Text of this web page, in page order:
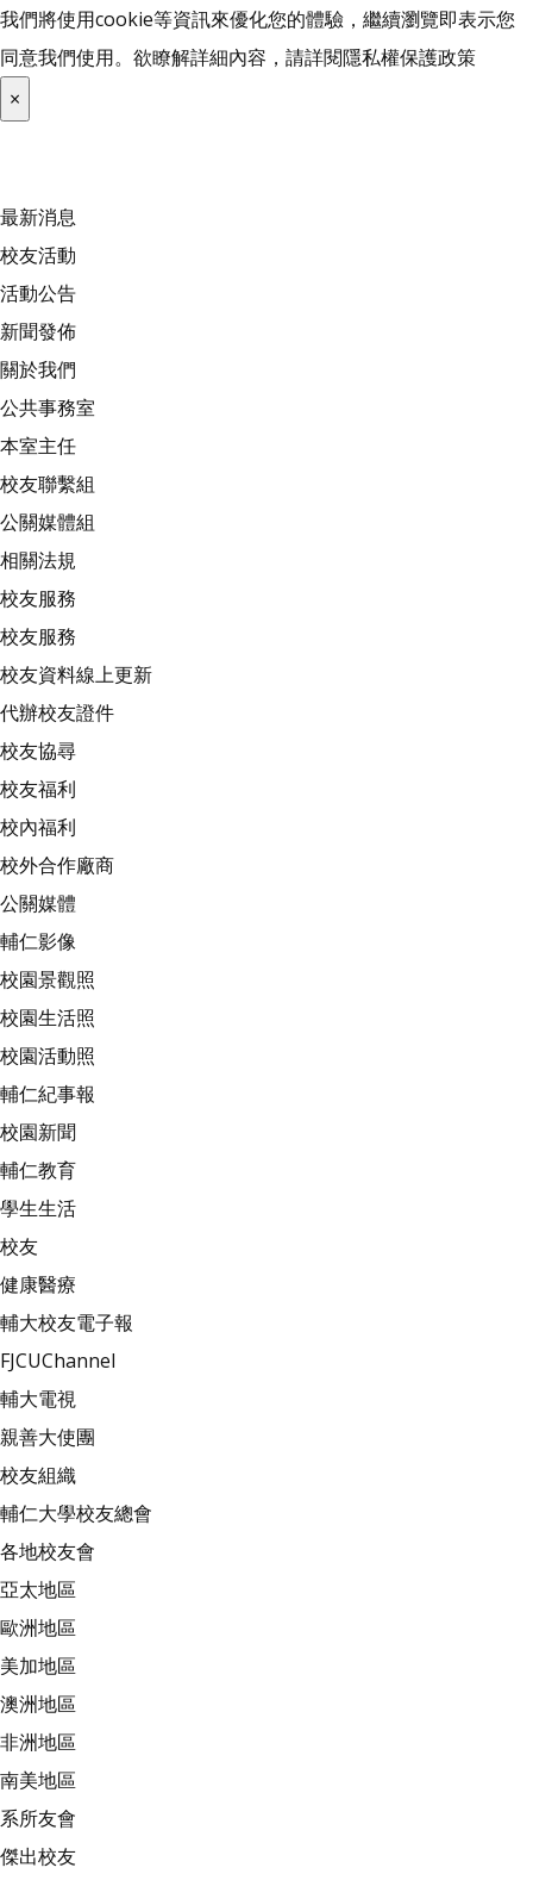
我們將使用cookie等資訊來優化您的體驗，繼續瀏覽即表示您
同意我們使用。欲瞭解詳細內容，請詳閱隱私權保護政策
×
最新消息
校友活動
活動公告
新聞發佈
關於我們
公共事務室
本室主任
校友聯繫組
公關媒體組
相關法規
校友服務
校友服務
校友資料線上更新
代辦校友證件
校友協尋
校友福利
校內福利
校外合作廠商
公關媒體
輔仁影像
校園景觀照
校園生活照
校園活動照
輔仁紀事報
校園新聞
輔仁教育
學生生活
校友
健康醫療
輔大校友電子報
FJCUChannel
輔大電視
親善大使團
校友組織
輔仁大學校友總會
各地校友會
亞太地區
歐洲地區
美加地區
澳洲地區
非洲地區
南美地區
系所友會
傑出校友